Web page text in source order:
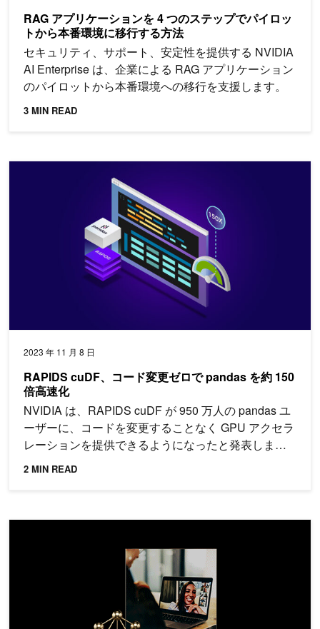
RAG アプリケーションを 4 つのステップでパイロッ
トから本番環境に移行する方法
セキュリティ、サポート、安定性を提供する NVIDIA
AI Enterprise は、企業による RAG アプリケーション
のパイロットから本番環境への移行を支援します。
3 MIN READ
2023 年 11 月 8 日
RAPIDS cuDF、コード変更ゼロで pandas を約 150
倍高速化
NVIDIA は、RAPIDS cuDF が 950 万人の pandas ユ
ーザーに、コードを変更することなく GPU アクセラ
レーションを提供できるようになったと発表しまし
た。
2 MIN READ
RAPIDS cuDF、コード変更ゼロで pandas を約 150 倍高速化